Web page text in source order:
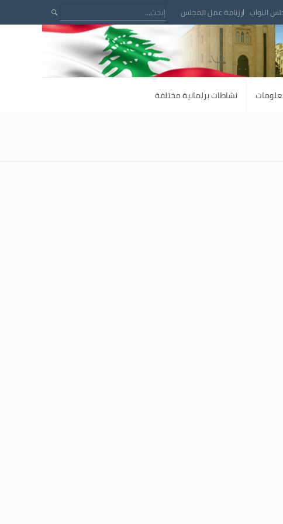
النواب رزنامة عمل المجلس
نشاطات برلمانية مختلفة